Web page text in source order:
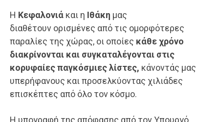
Η Κεφαλονιά και η Ιθάκη μας
διαθέτουν ορισμένες από τις ομορφότερες
παραλίες της χώρας, οι οποίες κάθε χρόνο
διακρίνονται και συγκαταλέγονται στις
κορυφαίες παγκόσμιες λίστες, κάνοντάς μας
υπερήφανους και προσελκύοντας χιλιάδες
επισκέπτες από όλο τον κόσμο.
Η υπογραφή της απόφασης από τον Υπουργό